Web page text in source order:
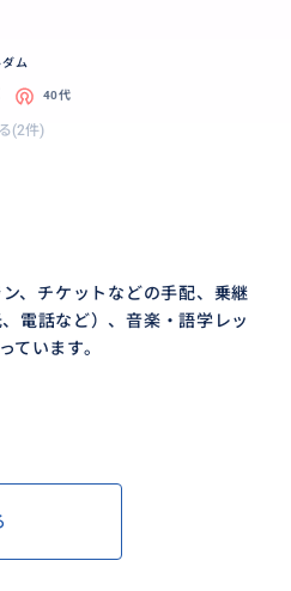
ム
40代
(2件)
、チケットなどの手配、乗継
電話など）、音楽・語学レッ
ています。